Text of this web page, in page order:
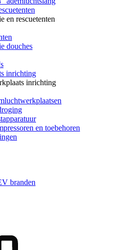
en rescuetenten
douches
inrichting
inrichting
en toebehoren
branden